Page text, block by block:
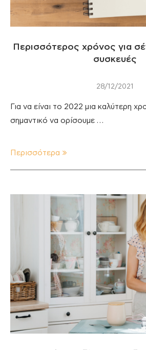
Περισσότερος χρόνος για
συσκευές
28/12/2021
Για να είναι το 2022 μια καλύτερη
σημαντικό να ορίσουμε …
Περισσότερα